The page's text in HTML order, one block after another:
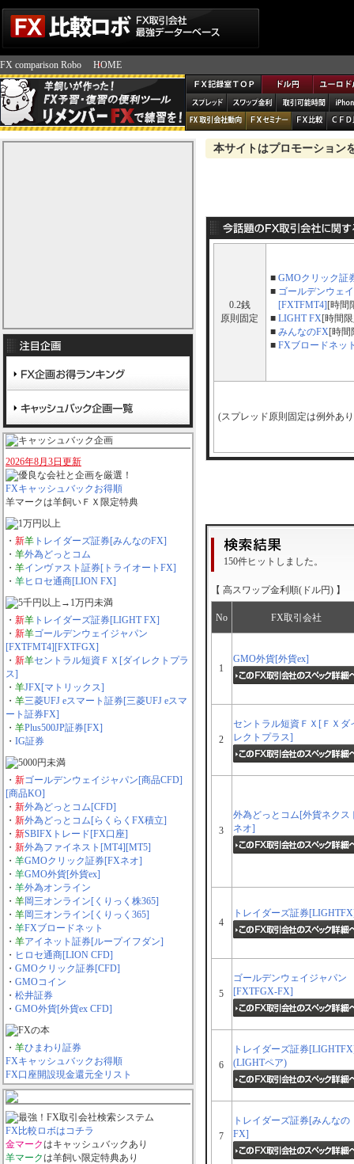
FX comparison Robo HOME
2026年8月3日更新
FXキャッシュバックお得順
羊マークは羊飼いＦＸ限定特典
・ 新羊 トレイダーズ証券[みんなのFX]
・ 羊外為どっとコム
・ 羊インヴァスト証券[トライオートFX]
・ 羊ヒロセ通商[LION FX]
・ 新羊 トレイダーズ証券[LIGHT FX]
・ 新羊ゴールデンウェイジャパン
[FXTFMT4][FXTFGX]
・ 新羊セントラル短資ＦＸ[ダイレクトプラ
ス]
・ 羊JFX[マトリックス]
・ 羊三菱UFJ eスマート証券[三菱UFJ eスマ
ート証券FX]
・ 羊Plus500JP証券[FX]
・ IG証券
・ 新ゴールデンウェイジャパン[商品CFD]
[商品KO]
・ 新外為どっとコム[CFD]
・ 新外為どっとコム[らくらくFX積立]
・ 新SBIFXトレード[FX口座]
・ 新外為ファイネスト[MT4][MT5]
・ 羊GMOクリック証券[FXネオ]
・ 羊GMO外貨[外貨ex]
・ 羊外為オンライン
・ 羊岡三オンライン[くりっく株365]
・ 羊岡三オンライン[くりっく365]
・ 羊FXブロードネット
・ 羊アイネット証券[ループイフダン]
・ ヒロセ通商[LION CFD]
・ GMOクリック証券[CFD]
・ GMOコイン
・ 松井証券
・ GMO外貨[外貨ex CFD]
・ 羊ひまわり証券
FXキャッシュバックお得順
FX口座開設現金還元全リスト
FX比較ロボはコチラ
金マークはキャッシュバックあり
羊マークは羊飼い限定特典あり
本サイトはプロモーション
0.2銭
原則固定
■ GMOクリック証
■ ゴールデンウェ
[FXTFMT4][時間
■ LIGHT FX[時間
■ みんなのFX[時間
■ FXブロードネッ
(スプレッド原則固定は例外あ
150件ヒットしました。
【 高スワップ金利順(ドル円) 】
No FX取引会社
1
GMO外貨[外貨ex]
2
セントラル短資ＦＸ[ＦＸダ
レクトプラス]
3
外為どっとコム[外貨ネクス
ネオ]
4
トレイダーズ証券
5
ゴールデンウェイジャパン
[FXTFGX-FX]
6
トレイダーズ証券
(LIGHTペア)
7
トレイダーズ証券[みんなの
FX]